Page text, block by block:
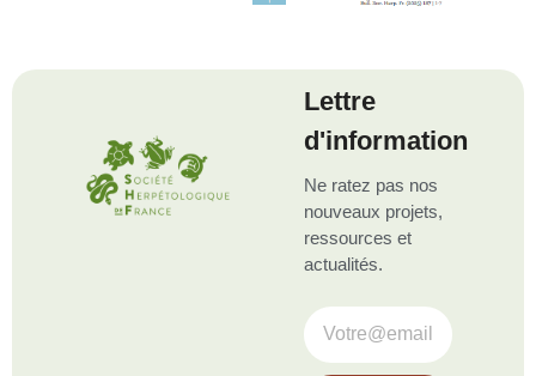
Lettre
d'information
Ne ratez pas nos
nouveaux projets,
ressources et
actualités.